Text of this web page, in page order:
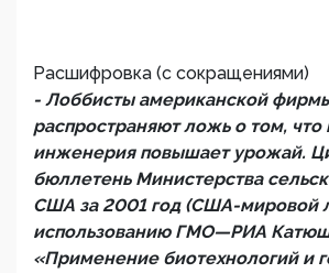
Расшифровка (с сокращениями)
- Лоббисты американской
распространяют ложь о том, что
инженерия повышает урожай.
бюллетень Министерства
США за 2001 год (США-мировой
использованию ГМО—РИА
«Применение биотехнологий и